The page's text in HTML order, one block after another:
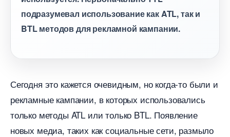
подразумевал использование как ATL, так и
BTL методов для рекламной кампании.
Сегодня это кажется очевидным, но когда-то были и
рекламные кампании, в которых использовались
только методы ATL или только BTL. Появление
новых медиа, таких как социальные сети, размыло